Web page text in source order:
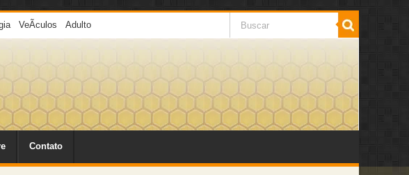
VeÃ­culos Adulto
Contato